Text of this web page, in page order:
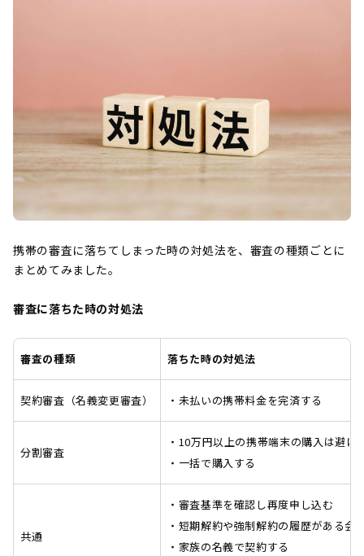
携帯の審査に落ちてしまった時の対処法を、審査の種類ごとに
まとめてみました。
審査に落ちた時の対処法
審査の種類 落ちた時の対処法
契約審査（名義変更審査） ・未払いの携帯料金を完済する
分割審査
・10万円以上の携帯端末の購入は避け
・一括で購入する
共通
・審査基準を確認し再度申し込む
・短期解約や強制解約の履歴がある会
・家族の名義で契約する